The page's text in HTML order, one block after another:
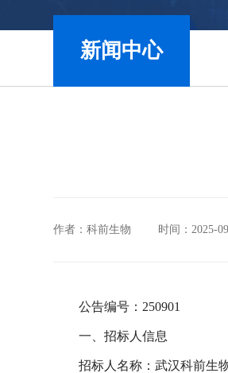
新闻中心
作者：科前生物 时间：2025-
公告编号：250901
一、招标人信息
招标人名称：武汉科前生